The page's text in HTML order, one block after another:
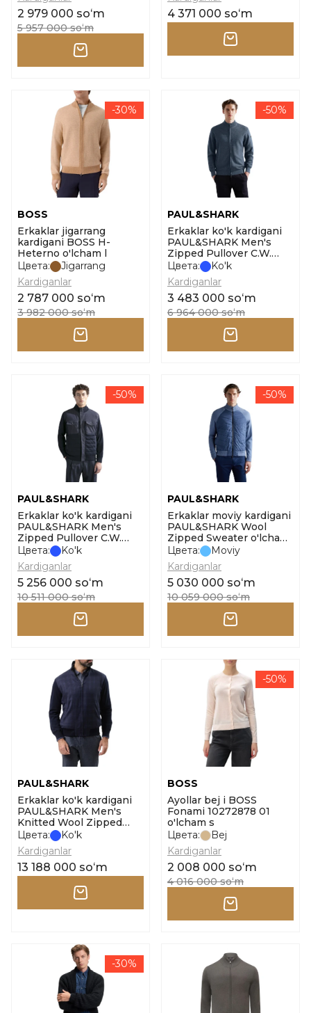
2 979 000 soʻm
5 957 000 soʻm
4 371 000 soʻm
-30%
BOSS
Erkaklar jigarrang
kardigani BOSS H-
Heterno o'lcham l
Цвета:
Jigarrang
Kardiganlar
2 787 000 soʻm
3 982 000 soʻm
-50%
PAUL&SHARK
Erkaklar ko'k kardigani
PAUL&SHARK Men's
Zipped Pullover C.W.
Wool o'lcham xl
Цвета:
Ko'k
Kardiganlar
3 483 000 soʻm
6 964 000 soʻm
-50%
PAUL&SHARK
Erkaklar ko'k kardigani
PAUL&SHARK Men's
Zipped Pullover C.W.
Wool o'lcham l
Цвета:
Ko'k
Kardiganlar
5 256 000 soʻm
10 511 000 soʻm
-50%
PAUL&SHARK
Erkaklar moviy kardigani
PAUL&SHARK Wool
Zipped Sweater o'lcham
m
Цвета:
Moviy
Kardiganlar
5 030 000 soʻm
10 059 000 soʻm
PAUL&SHARK
Erkaklar ko'k kardigani
PAUL&SHARK Men's
Knitted Wool Zipped
Sweater o'lcham m
Цвета:
Ko'k
Kardiganlar
13 188 000 soʻm
-50%
BOSS
Ayollar bej i BOSS
Fonami 10272878 01
o'lcham s
Цвета:
Bej
Kardiganlar
2 008 000 soʻm
4 016 000 soʻm
-30%